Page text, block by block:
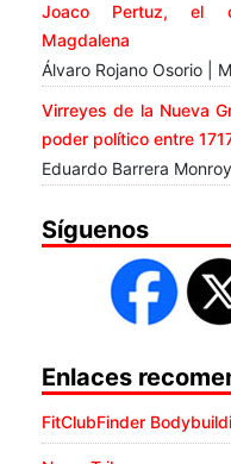
Joaco Pertuz, el
Magdalena
Álvaro Rojano Osorio |
Virreyes de la Nueva
poder político entre
Eduardo Barrera
Síguenos
Enlaces
FitClubFinder